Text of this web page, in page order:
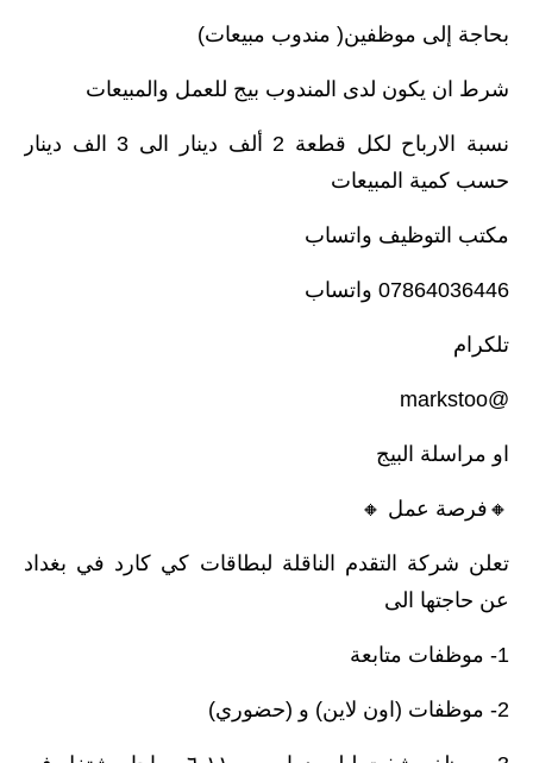
بحاجة إلى موظفين( مندوب مبيعات)
شرط ان يكون لدى المندوب بيج للعمل والمبيعات
نسبة الارباح لكل قطعة 2 ألف دينار الى 3 الف دينار
حسب كمية المبيعات
مكتب التوظيف واتساب
07864036446 واتساب
تلكرام
@markstoo
او مراسلة البيج
🔸️فرصة عمل 🔸️
تعلن شركة التقدم الناقلة لبطاقات كي كارد في بغداد
عن حاجتها الى
1- موظفات متابعة
2- موظفات (اون لاين) و (حضوري)